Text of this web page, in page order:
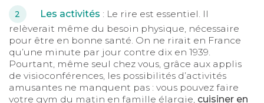
2 Les activités : Le rire est essentiel. Il
relèverait même du besoin physique, nécessaire
pour être en bonne santé. On ne rirait en France
qu’une minute par jour contre dix en 1939.
Pourtant, même seul chez vous, grâce aux applis
de visioconférences, les possibilités d’activités
amusantes ne manquent pas : vous pouvez faire
votre gym du matin en famille élargie, cuisiner en